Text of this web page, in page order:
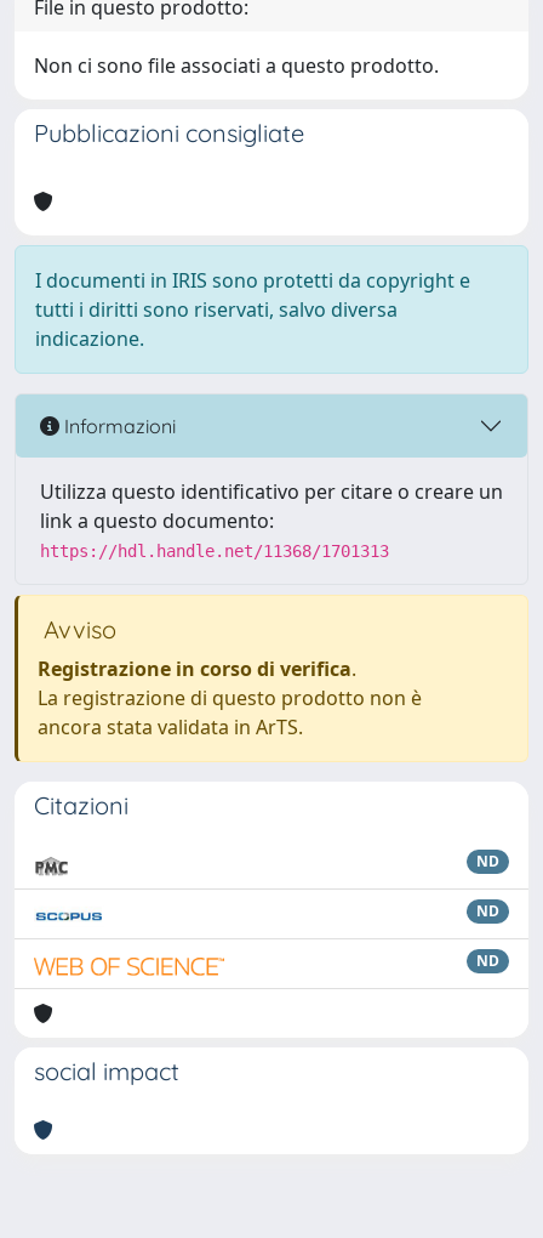
File in questo prodotto:
Non ci sono file associati a questo prodotto.
Pubblicazioni consigliate
I documenti in IRIS sono protetti da copyright e
tutti i diritti sono riservati, salvo diversa
indicazione.
Informazioni
Utilizza questo identificativo per citare o creare un
link a questo documento:
https://hdl.handle.net/11368/1701313
Avviso
Registrazione in corso di verifica.
La registrazione di questo prodotto non è
ancora stata validata in ArTS.
Citazioni
ND
ND
ND
social impact